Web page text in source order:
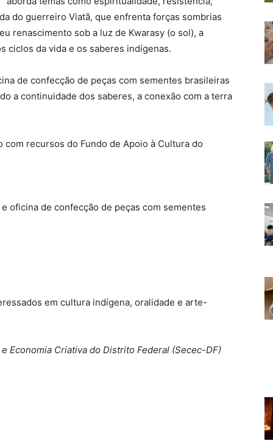
do guerreiro Viatã, que enfrenta forças sombrias
renascimento sob a luz de Kwarasy (o sol), a
ciclos da vida e os saberes indígenas.
de confecção de peças com sementes brasileiras
a continuidade dos saberes, a conexão com a terra
recursos do Fundo de Apoio à Cultura do
oficina de confecção de peças com sementes
em cultura indígena, oralidade e arte-
Economia Criativa do Distrito Federal (Secec-DF)